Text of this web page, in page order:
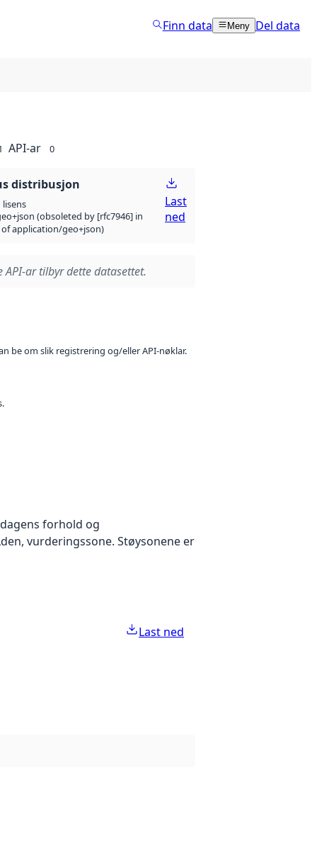
Finn data Meny Del data
API-ar 0
distribusjon
lisens
(obsoleted by [rfc7946] in
application/geo+json)
Last
ned
API-ar tilbyr dette datasettet.
be om slik registrering og/eller API-nøklar.
forhold og
vurderingssone. Støysonene er
Last ned